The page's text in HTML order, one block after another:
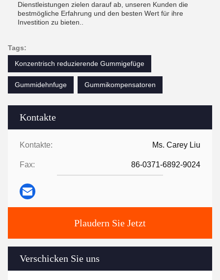
Kontakte
Kontakte: Ms. Carey Liu
Fax: 86-0371-6892-9024
Plaudern Sie Jetzt
Verschicken Sie uns
Dienstleistungen zielen darauf ab, unseren Kunden die
bestmögliche Erfahrung und den besten Wert für ihre
Investition zu bieten..
Tags:
Konzentrisch reduzierende Gummigefüge
Gummidehnfuge Gummikompensatoren